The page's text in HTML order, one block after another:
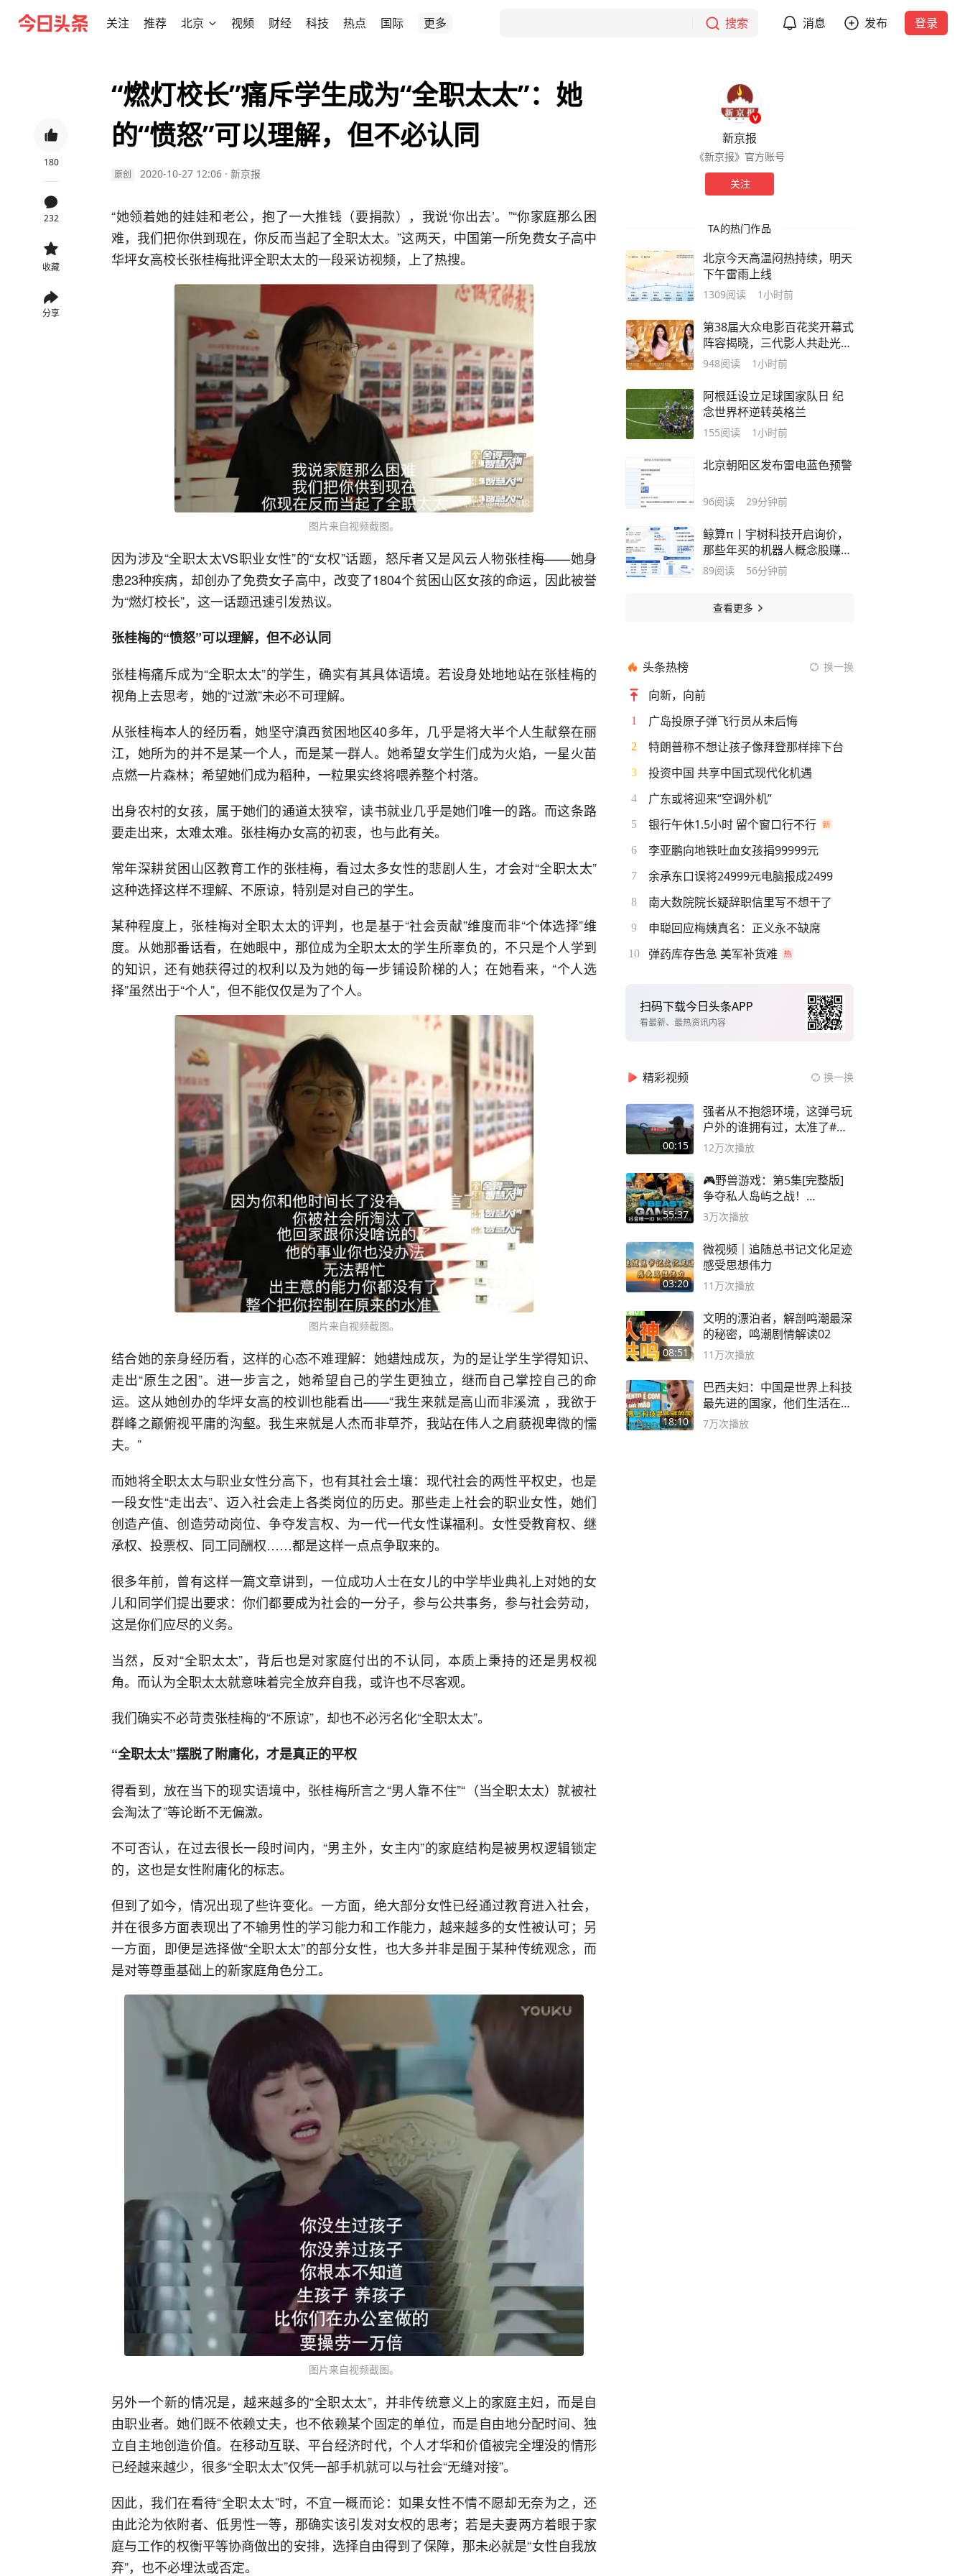
关注 推荐 北京 视频 财经 科技 热点 国际 更多 搜索 消息 发布 登录
180
232
收藏
分享
“燃灯校长”痛斥学生成为“全职太太”：她
的“愤怒”可以理解，但不必认同
原创 2020-10-27 12:06 · 新京报
“她领着她的娃娃和老公，抱了一大推钱（要捐款），我说‘你出去’。”“你家庭那么困
难，我们把你供到现在，你反而当起了全职太太。”这两天，中国第一所免费女子高中
华坪女高校长张桂梅批评全职太太的一段采访视频，上了热搜。
图片来自视频截图。
因为涉及“全职太太VS职业女性”的“女权”话题，怒斥者又是风云人物张桂梅——她身
患23种疾病，却创办了免费女子高中，改变了1804个贫困山区女孩的命运，因此被誉
为“燃灯校长”，这一话题迅速引发热议。
张桂梅的“愤怒”可以理解，但不必认同
张桂梅痛斥成为“全职太太”的学生，确实有其具体语境。若设身处地地站在张桂梅的
视角上去思考，她的“过激”未必不可理解。
从张桂梅本人的经历看，她坚守滇西贫困地区40多年，几乎是将大半个人生献祭在丽
江，她所为的并不是某一个人，而是某一群人。她希望女学生们成为火焰，一星火苗
点燃一片森林；希望她们成为稻种，一粒果实终将喂养整个村落。
出身农村的女孩，属于她们的通道太狭窄，读书就业几乎是她们唯一的路。而这条路
要走出来，太难太难。张桂梅办女高的初衷，也与此有关。
常年深耕贫困山区教育工作的张桂梅，看过太多女性的悲剧人生，才会对“全职太太”
这种选择这样不理解、不原谅，特别是对自己的学生。
某种程度上，张桂梅对全职太太的评判，也是基于“社会贡献”维度而非“个体选择”维
度。从她那番话看，在她眼中，那位成为全职太太的学生所辜负的，不只是个人学到
的知识，还有她获得过的权利以及为她的每一步铺设阶梯的人；在她看来，“个人选
择”虽然出于“个人”，但不能仅仅是为了个人。
图片来自视频截图。
结合她的亲身经历看，这样的心态不难理解：她蜡烛成灰，为的是让学生学得知识、
走出“原生之困”。进一步言之，她希望自己的学生更独立，继而自己掌控自己的命
运。这从她创办的华坪女高的校训也能看出——“我生来就是高山而非溪流 ，我欲于
群峰之巅俯视平庸的沟壑。我生来就是人杰而非草芥，我站在伟人之肩藐视卑微的懦
夫。”
而她将全职太太与职业女性分高下，也有其社会土壤：现代社会的两性平权史，也是
一段女性“走出去”、迈入社会走上各类岗位的历史。那些走上社会的职业女性，她们
创造产值、创造劳动岗位、争夺发言权、为一代一代女性谋福利。女性受教育权、继
承权、投票权、同工同酬权……都是这样一点点争取来的。
很多年前，曾有这样一篇文章讲到，一位成功人士在女儿的中学毕业典礼上对她的女
儿和同学们提出要求：你们都要成为社会的一分子，参与公共事务，参与社会劳动，
这是你们应尽的义务。
当然，反对“全职太太”，背后也是对家庭付出的不认同，本质上秉持的还是男权视
角。而认为全职太太就意味着完全放弃自我，或许也不尽客观。
我们确实不必苛责张桂梅的“不原谅”，却也不必污名化“全职太太”。
“全职太太”摆脱了附庸化，才是真正的平权
得看到，放在当下的现实语境中，张桂梅所言之“男人靠不住”“（当全职太太）就被社
会淘汰了”等论断不无偏激。
不可否认，在过去很长一段时间内，“男主外，女主内”的家庭结构是被男权逻辑锁定
的，这也是女性附庸化的标志。
但到了如今，情况出现了些许变化。一方面，绝大部分女性已经通过教育进入社会，
并在很多方面表现出了不输男性的学习能力和工作能力，越来越多的女性被认可；另
一方面，即便是选择做“全职太太”的部分女性，也大多并非是囿于某种传统观念，而
是对等尊重基础上的新家庭角色分工。
图片来自视频截图。
另外一个新的情况是，越来越多的“全职太太”，并非传统意义上的家庭主妇，而是自
由职业者。她们既不依赖丈夫，也不依赖某个固定的单位，而是自由地分配时间、独
立自主地创造价值。在移动互联、平台经济时代，个人才华和价值被完全埋没的情形
已经越来越少，很多“全职太太”仅凭一部手机就可以与社会“无缝对接”。
因此，我们在看待“全职太太”时，不宜一概而论：如果女性不情不愿却无奈为之，还
由此沦为依附者、低男性一等，那确实该引发对女权的思考；若是夫妻两方着眼于家
庭与工作的权衡平等协商做出的安排，选择自由得到了保障，那未必就是“女性自我放
弃”，也不必埋汰或否定。
新京报
《新京报》官方账号
关注
TA的热门作品
北京今天高温闷热持续，明天
下午雷雨上线
1309阅读 1小时前
第38届大众电影百花奖开幕式
阵容揭晓，三代影人共赴光影
之约
948阅读 1小时前
阿根廷设立足球国家队日 纪
念世界杯逆转英格兰
155阅读 1小时前
北京朝阳区发布雷电蓝色预警
96阅读 29分钟前
鲸算π丨宇树科技开启询价，
那些年买的机器人概念股赚钱
了吗？
89阅读 56分钟前
查看更多
头条热榜 换一换
向新，向前
1 广岛投原子弹飞行员从未后悔
2 特朗普称不想让孩子像拜登那样摔下台
3 投资中国 共享中国式现代化机遇
4 广东或将迎来“空调外机”
5 银行午休1.5小时 留个窗口行不行
6 李亚鹏向地铁吐血女孩捐99999元
7 余承东口误将24999元电脑报成2499
8 南大数院院长疑辞职信里写不想干了
9 申聪回应梅姨真名：正义永不缺席
10 弹药库存告急 美军补货难
扫码下载今日头条APP
看最新、最热资讯内容
精彩视频 换一换
00:15
强者从不抱怨环境，这弹弓玩
户外的谁拥有过，太准了#弹
弓#户外
12万次播放
55:37
🎮野兽游戏：第5集[完整版]
争夺私人岛屿之战！
#MrBeastChina
3万次播放
03:20
微视频｜追随总书记文化足迹
感受思想伟力
11万次播放
08:51
文明的漂泊者，解剖鸣潮最深
的秘密，鸣潮剧情解读02
11万次播放
18:10
巴西夫妇：中国是世界上科技
最先进的国家，他们生活在
2999年
7万次播放